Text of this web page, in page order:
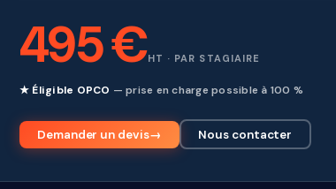
495 €HT · PAR STAGIAIRE
★ Éligible OPCO — prise en charge possible à 100 %
Demander un devis→ Nous contacter